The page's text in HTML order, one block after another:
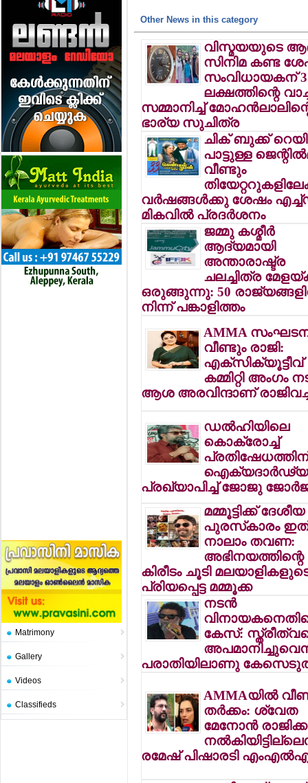
Matrimony
Gallery
Videos
Classifieds
Other News in this category
വിസ്മയയുടെ
സിനിമ കണ്ട
സംവിധായകന് 3
ലക്ഷത്തിന്റെ
സമ്മാനിച്ച്
ഭാര്യ സുചിത്ര
ചിക് ബുക്ക്
പാട്ടുള്ള
വീണ്ടും
വര്‍ഷങ്ങള്‍ക്കു ശേഷം
മികവില്‍ പ്രദര്‍ശനം
ജമ്മു കശ്മീര്‍
ആദ്യമായി
അന്താരാഷ്ട്ര
ചലച്ചിത്ര
ഒരുങ്ങുന്നു: 50
നിന്ന് പങ്കാളിത്തം
AMMA
വീണ്ടും രാജി:
എക്‌സിക്യൂട്ടീവ്
കമ്മിറ്റി അംഗം
ആശ അരവിന്ദാണ്
ഡല്‍ഹിയിലെ
കൊക്രോച്ച്
പ്രഖ്യാപിച്ച് ജോജു
മമ്മൂട്ടിക്ക് ദേശീയ
പുരസ്‌കാരം
നാലാം തവണ:
അഭിനയത്തിന്റെ
കിരീടം ചൂടി
പ്രിയപ്പെട്ട മമ്മൂക്ക
നടന്‍
കേസ്:
പരാതിയിലാണു
AMMAയില്‍
തര്‍ക്കം: ശ്വേത
മേനോന്‍
രമേഷ് പിഷാരടി